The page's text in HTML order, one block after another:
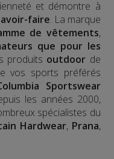
et démontre à
faire. La marque
de vêtements,
que pour les
produits outdoor de
vos sports préférés
Sportswear
les années 2000,
spécialistes du
Hardwear, Prana,